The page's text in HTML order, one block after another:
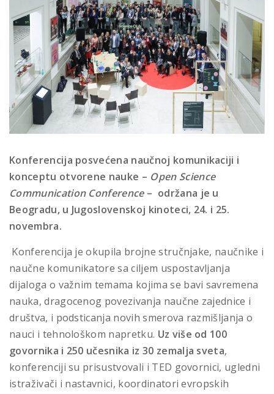
Konferencija posvećena naučnoj komunikaciji i
konceptu otvorene nauke – Open Science
Communication Conference – održana je u
Beogradu, u Jugoslovenskoj kinoteci, 24. i 25.
novembra.
Konferencija je okupila brojne stručnjake, naučnike i
naučne komunikatore sa ciljem uspostavljanja
dijaloga o važnim temama kojima se bavi savremena
nauka, dragocenog povezivanja naučne zajednice i
društva, i podsticanja novih smerova razmišljanja o
nauci i tehnološkom napretku. Uz više od 100
govornika i 250 učesnika iz 30 zemalja sveta,
konferenciji su prisustvovali i TED govornici, ugledni
istraživači i nastavnici, koordinatori evropskih